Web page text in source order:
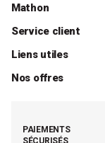
Mathon
Qui sommes-nous ?
Catalogue
La boutique de Saint-
La presse parle de
Service client
Livraisons
Paiements
Demande de
Liens utiles
Mon compte client
Retrouver (ou
Nos offres
Nos best-sellers
Moins cher par lot
PAIEMENTS
SÉCURISÉS